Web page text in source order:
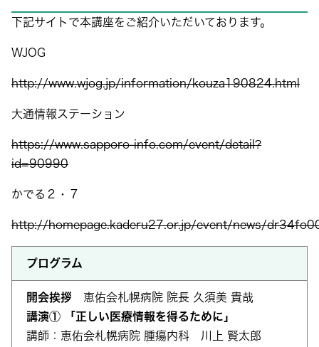
下記サイトで本講座をご紹介いただいております。
WJOG
http://www.wjog.jp/information/kouza190824.html
大通情報ステーション
https://www.sapporo-info.com/event/detail?
id=90990
かでる２・７
http://homepage.kaderu27.or.jp/event/news/
プログラム
開会挨拶 恵佑会札幌病院 院長 久須美 貴哉
講演① 「正しい医療情報を得るために」
講師：恵佑会札幌病院 腫瘍内科 川上 賢太郎